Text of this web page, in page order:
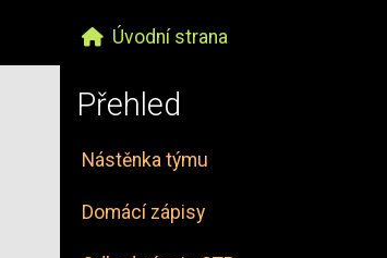
Úvodní strana
Přehled
Nástěnka týmu
Domácí zápisy